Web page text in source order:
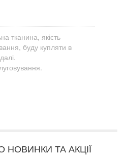
тканина, якість
буду купляти в
НОВИНКИ ТА АКЦІЇ